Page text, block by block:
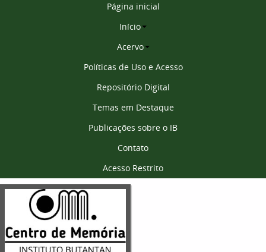
Página inicial
Início
Acervo
Políticas de Uso e Acesso
Repositório Digital
Temas em Destaque
Publicações sobre o IB
Contato
Acesso Restrito